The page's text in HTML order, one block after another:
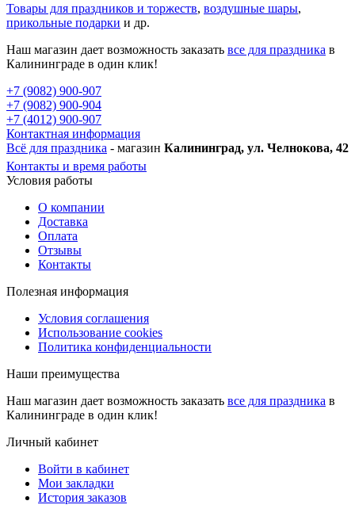
Товары для праздников и торжеств, воздушные шары,
прикольные подарки и др.
Наш магазин дает возможность заказать все для праздника в
Калининграде в один клик!
+7 (9082) 900-907
+7 (9082) 900-904
+7 (4012) 900-907
Контактная информация
Всё для праздника - магазин Калининград, ул. Челнокова, 42
Контакты и время работы
Условия работы
О компании
Доставка
Оплата
Отзывы
Контакты
Полезная информация
Условия соглашения
Использование cookies
Политика конфиденциальности
Наши преимущества
Наш магазин дает возможность заказать все для праздника в
Калининграде в один клик!
Личный кабинет
Войти в кабинет
Мои закладки
История заказов